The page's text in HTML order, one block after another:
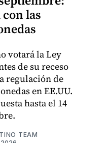
con las
votará la Ley
de su receso
regulación de
en EE.UU.
hasta el 14
TEAM